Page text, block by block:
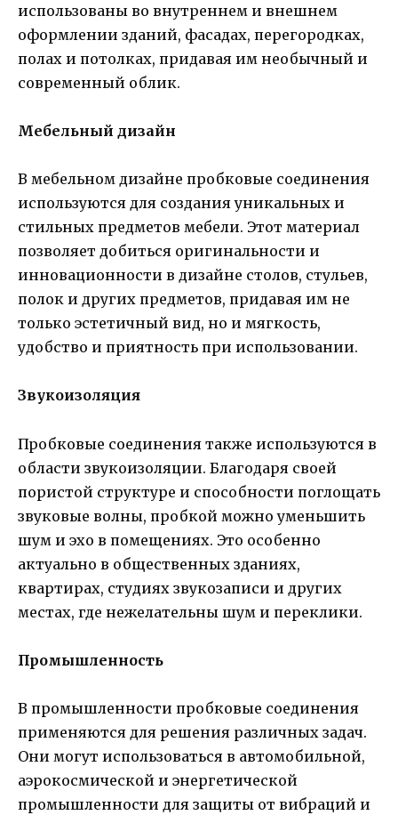
использованы во внутреннем и внешнем
оформлении зданий, фасадах, перегородках,
полах и потолках, придавая им необычный и
современный облик.
Мебельный дизайн
В мебельном дизайне пробковые соединения
используются для создания уникальных и
стильных предметов мебели. Этот материал
позволяет добиться оригинальности и
инновационности в дизайне столов, стульев,
полок и других предметов, придавая им не
только эстетичный вид, но и мягкость,
удобство и приятность при использовании.
Звукоизоляция
Пробковые соединения также используются в
области звукоизоляции. Благодаря своей
пористой структуре и способности поглощать
звуковые волны, пробкой можно уменьшить
шум и эхо в помещениях. Это особенно
актуально в общественных зданиях,
квартирах, студиях звукозаписи и других
местах, где нежелательны шум и переклики.
Промышленность
В промышленности пробковые соединения
применяются для решения различных задач.
Они могут использоваться в автомобильной,
аэрокосмической и энергетической
промышленности для защиты от вибраций и